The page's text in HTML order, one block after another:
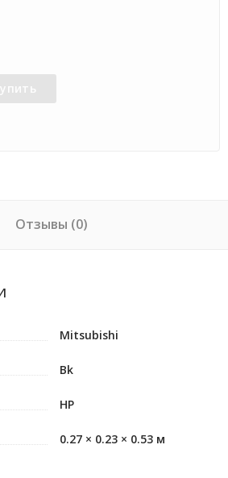
Отзывы (0)
Mitsubishi
Bk
HP
0.27 × 0.23 × 0.53 м